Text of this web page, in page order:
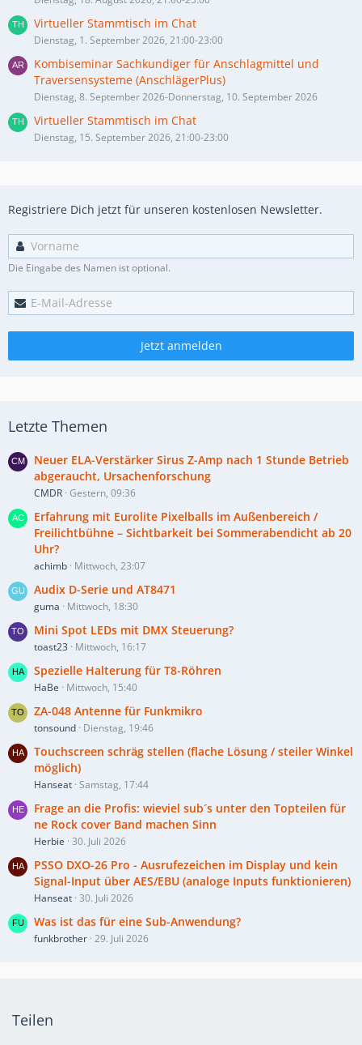
Virtueller Stammtisch im Chat
Dienstag, 1. September 2026, 21:00-23:00
Kombiseminar Sachkundiger für Anschlagmittel und
Traversensysteme (AnschlägerPlus)
Dienstag, 8. September 2026-Donnerstag, 10. September 2026
Virtueller Stammtisch im Chat
Dienstag, 15. September 2026, 21:00-23:00
Registriere Dich jetzt für unseren kostenlosen Newsletter.
Die Eingabe des Namen ist optional.
Jetzt anmelden
Letzte Themen
Neuer ELA-Verstärker Sirus Z-Amp nach 1 Stunde Betrieb
abgeraucht, Ursachenforschung
CMDR Gestern, 09:36
Erfahrung mit Eurolite Pixelballs im Außenbereich /
Freilichtbühne – Sichtbarkeit bei Sommerabendicht ab 20
Uhr?
achimb Mittwoch, 23:07
Audix D-Serie und AT8471
guma Mittwoch, 18:30
Mini Spot LEDs mit DMX Steuerung?
toast23 Mittwoch, 16:17
Spezielle Halterung für T8-Röhren
HaBe Mittwoch, 15:40
ZA-048 Antenne für Funkmikro
tonsound Dienstag, 19:46
Touchscreen schräg stellen (flache Lösung / steiler Winkel
möglich)
Hanseat Samstag, 17:44
Frage an die Profis: wieviel sub´s unter den Topteilen für
ne Rock cover Band machen Sinn
Herbie 30. Juli 2026
PSSO DXO-26 Pro - Ausrufezeichen im Display und kein
Signal-Input über AES/EBU (analoge Inputs funktionieren)
Hanseat 30. Juli 2026
Was ist das für eine Sub-Anwendung?
funkbrother 29. Juli 2026
Teilen